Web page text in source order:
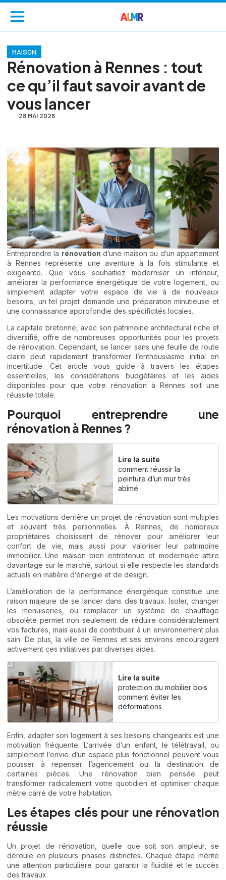
MAISON
Rénovation à Rennes : tout
ce qu’il faut savoir avant de
vous lancer
28 MAI 2026
Entreprendre la rénovation d’une maison ou d’un appartement
à Rennes représente une aventure à la fois stimulante et
exigeante. Que vous souhaitiez moderniser un intérieur,
améliorer la performance énergétique de votre logement, ou
simplement adapter votre espace de vie à de nouveaux
besoins, un tel projet demande une préparation minutieuse et
une connaissance approfondie des spécificités locales.
La capitale bretonne, avec son patrimoine architectural riche et
diversifié, offre de nombreuses opportunités pour les projets
de rénovation. Cependant, se lancer sans une feuille de route
claire peut rapidement transformer l’enthousiasme initial en
incertitude. Cet article vous guide à travers les étapes
essentielles, les considérations budgétaires et les aides
disponibles pour que votre rénovation à Rennes soit une
réussite totale.
Pourquoi entreprendre une
rénovation à Rennes ?
Lire la suite
comment réussir la
peinture d’un mur très
abîmé
Les motivations derrière un projet de rénovation sont multiples
et souvent très personnelles. À Rennes, de nombreux
propriétaires choisissent de rénover pour améliorer leur
confort de vie, mais aussi pour valoriser leur patrimoine
immobilier. Une maison bien entretenue et modernisée attire
davantage sur le marché, surtout si elle respecte les standards
actuels en matière d’énergie et de design.
L’amélioration de la performance énergétique constitue une
raison majeure de se lancer dans des travaux. Isoler, changer
les menuiseries, ou remplacer un système de chauffage
obsolète permet non seulement de réduire considérablement
vos factures, mais aussi de contribuer à un environnement plus
sain. De plus, la ville de Rennes et ses environs encouragent
activement ces initiatives par diverses aides.
Lire la suite
protection du mobilier bois
comment éviter les
déformations
Enfin, adapter son logement à ses besoins changeants est une
motivation fréquente. L’arrivée d’un enfant, le télétravail, ou
simplement l’envie d’un espace plus fonctionnel peuvent vous
pousser à repenser l’agencement ou la destination de
certaines pièces. Une rénovation bien pensée peut
transformer radicalement votre quotidien et optimiser chaque
mètre carré de votre habitation.
Les étapes clés pour une rénovation
réussie
Un projet de rénovation, quelle que soit son ampleur, se
déroule en plusieurs phases distinctes. Chaque étape mérite
une attention particulière pour garantir la fluidité et le succès
des travaux.